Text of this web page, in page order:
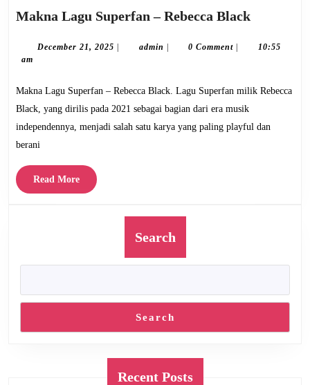
Makna Lagu Superfan – Rebecca BlackMakna
Superfan
Black
December 21, 2025 December
| admin admin
| 0 Comment |
10:55
am
Makna Lagu Superfan – Rebecca Black. Lagu Superfan milik Rebecca
Black, yang dirilis pada 2021 sebagai bagian dari era musik
independennya, menjadi salah satu karya yang paling playful dan
berani
Read MoreRead
More
Search
Search
Recent Posts